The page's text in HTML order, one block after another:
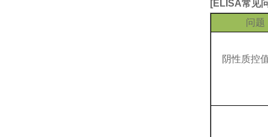
[ELISA常见
问题
阴性质控